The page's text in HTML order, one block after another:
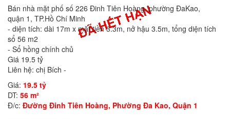
Bán nhà mặt phố số 226 Đinh Tiên Hoàng, phường ĐaKao,
quận 1, TP.Hồ Chí Minh
- diện tích: dài 17m x mặt tiền 3.3m, nở hậu 3.5m, tổng diện tích
sổ 56 m2
- Sổ hồng chính chủ
Giá 19.5 tỷ
Liên hệ: chị Bích -
Giá: 19.5 tỷ
DT: 56 m²
Đ/c: Đường Đinh Tiên Hoàng, Phường Đa Kao, Quận 1